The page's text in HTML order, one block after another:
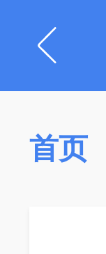
首页